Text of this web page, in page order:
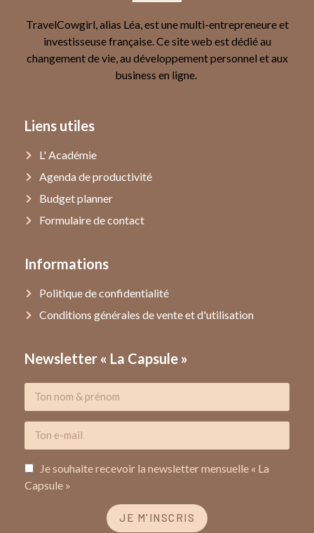
TravelCowgirl, alias Léa, est une multi-entrepreneure et
investisseuse française. Ce site web est dédié au
changement de vie, au développement personnel et aux
business en ligne.
Liens utiles
L' Académie
Agenda de productivité
Budget planner
Formulaire de contact
Informations
Politique de confidentialité
Conditions générales de vente et d'utilisation
Newsletter « La Capsule »
Je souhaite recevoir la newsletter mensuelle « La
Capsule »
JE M'INSCRIS